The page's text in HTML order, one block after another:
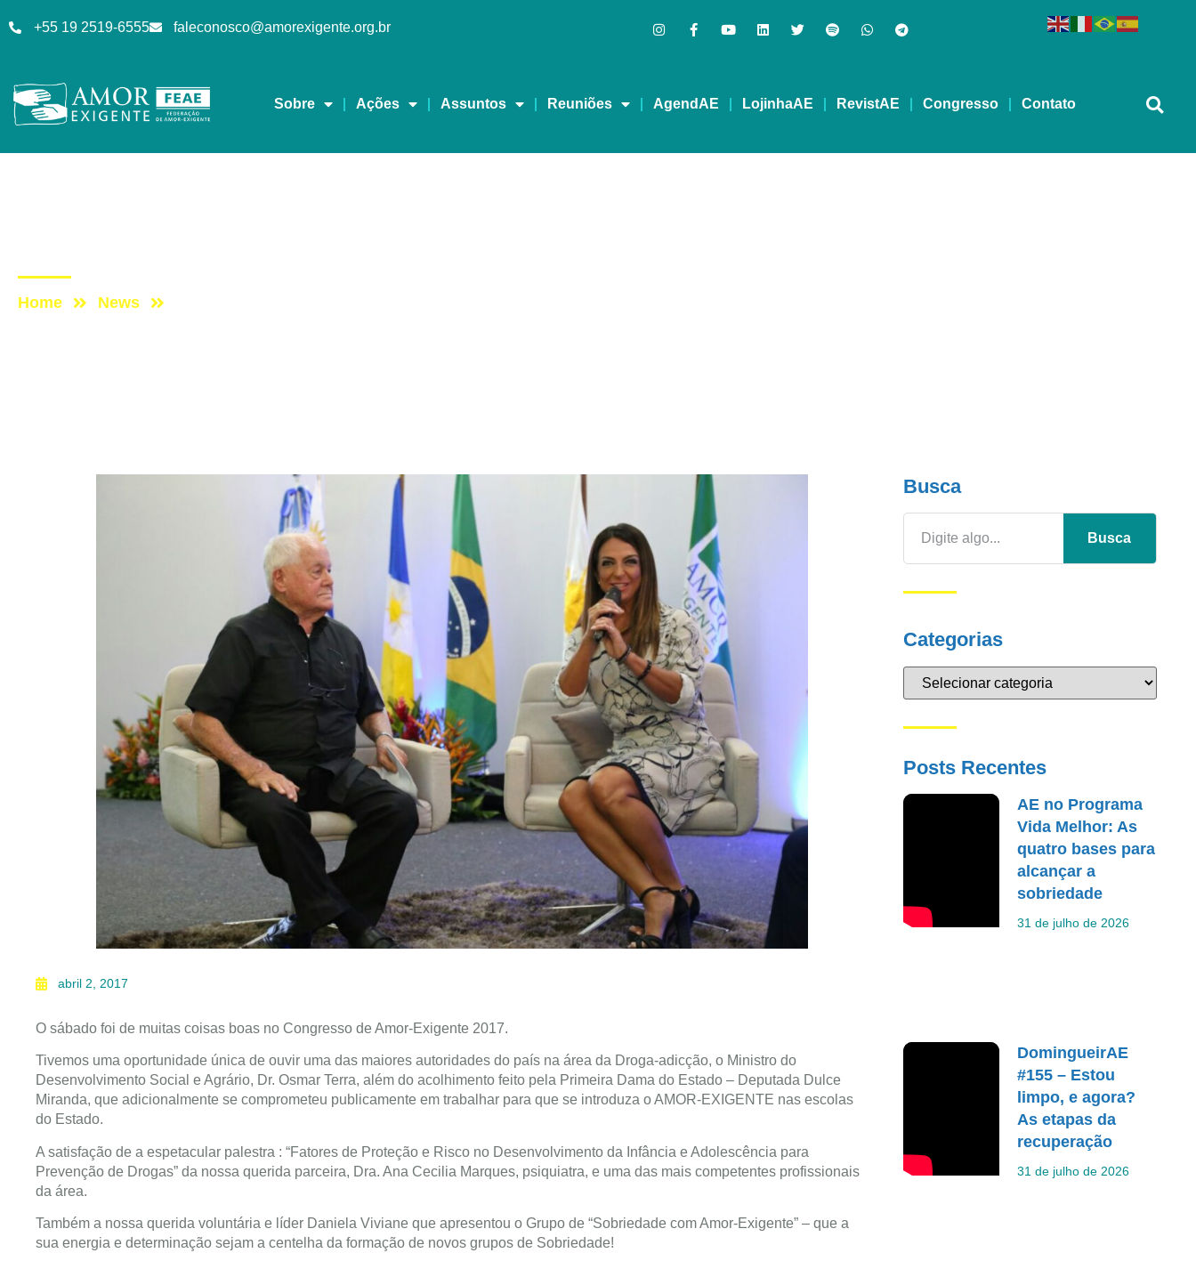
+55 19 2519-6555 faleconosco@amorexigente.org.br
Sobre Ações Assuntos Reuniões AgendAE LojinhaAE RevistAE Congresso Contato
Home News
abril 2, 2017
O sábado foi de muitas coisas boas no Congresso de Amor-Exigente 2017.
Tivemos uma oportunidade única de ouvir uma das maiores autoridades do país na área da Droga-adicção, o Ministro do
Desenvolvimento Social e Agrário, Dr. Osmar Terra, além do acolhimento feito pela Primeira Dama do Estado – Deputada Dulce
Miranda, que adicionalmente se comprometeu publicamente em trabalhar para que se introduza o AMOR-EXIGENTE nas escolas
do Estado.
A satisfação de a espetacular palestra : “Fatores de Proteção e Risco no Desenvolvimento da Infância e Adolescência para
Prevenção de Drogas” da nossa querida parceira, Dra. Ana Cecilia Marques, psiquiatra, e uma das mais competentes profissionais
da área.
Também a nossa querida voluntária e líder Daniela Viviane que apresentou o Grupo de “Sobriedade com Amor-Exigente” – que a
sua energia e determinação sejam a centelha da formação de novos grupos de Sobriedade!
Busca
Busca
Categorias
Posts Recentes
AE no Programa
Vida Melhor: As
quatro bases para
alcançar a
sobriedade
31 de julho de 2026
DomingueirAE
#155 – Estou
limpo, e agora?
As etapas da
recuperação
31 de julho de 2026